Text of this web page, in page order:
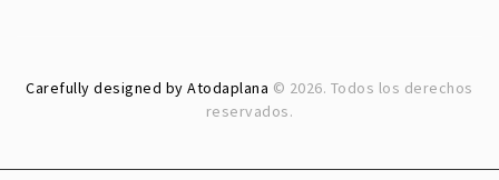
Carefully designed by Atodaplana © 2026. Todos los derechos
reservados.